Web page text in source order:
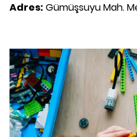
Adres: Gümüşsuyu Mah.